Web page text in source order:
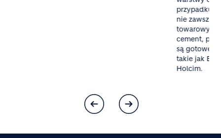
przypadku
nie zawsze
towarowy
cement,
są gotowe
takie jak
Holcim.